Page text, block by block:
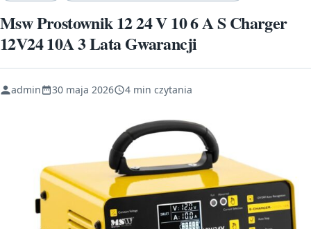
Msw Prostownik 12 24 V 10 6 A S Charger
12V24 10A 3 Lata Gwarancji
admin 30 maja 2026 4 min czytania